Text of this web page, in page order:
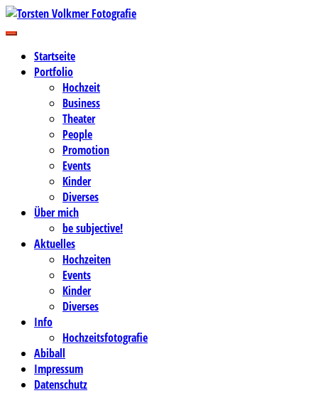
Zum
Inhalt
Torsten Volkmer Fotografie
Business-, Portrait- und Hochzeitsfotografie
Startseite
Portfolio
Hochzeit
Business
Theater
People
Promotion
Events
Kinder
Diverses
Über mich
be subjective!
Aktuelles
Hochzeiten
Events
Kinder
Diverses
Info
Hochzeitsfotografie
Abiball
Impressum
Datenschutz